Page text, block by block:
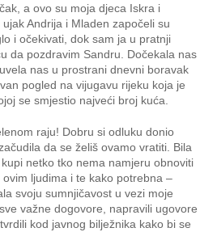
a ovo su moja djeca Iskra i
Andrija i Mladen započeli su
i očekivati, dok sam ja u pratnji
da pozdravim Sandru. Dočekala nas
nas u prostrani dnevni boravak
pogled na vijugavu rijeku koja je
se smjestio najveći broj kuća.
raju! Dobru si odluku donio
da se želiš ovamo vratiti. Bila
netko tko nema namjeru obnoviti
ljudima i te kako potrebna –
svoju sumnjičavost u vezi moje
važne dogovore, napravili ugovore
kod javnog bilježnika kako bi se